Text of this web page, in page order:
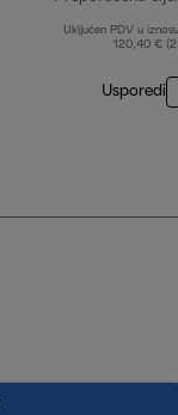
Uključen PDV u
120,40 €
Usporedi